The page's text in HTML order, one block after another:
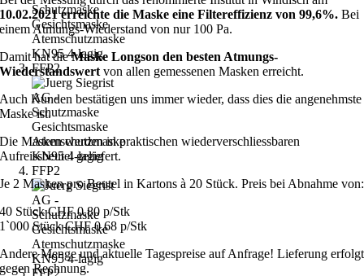
10.02.2021 erreichte die Maske eine Filtereffizienz von 99,6%. Bei
einem Atmungs-Wiederstand von nur 100 Pa.
Damit hat dieMaske Longson den besten Atmungs-
Wiederstandswert von allen gemessenen Masken erreicht.
Auch Kunden bestätigen uns immer wieder, dass dies die angenehmste
Maske ist.
Die Masken werden in praktischen wiederverschliessbaren
Aufreissbeutel geliefert.
Je 2 Masken pro Beutel in Kartons à 20 Stück. Preis bei Abnahme von:
40 Stück CHF 0.80 p/Stk
1`000 Stück CHF 0.68 p/Stk
Andere Menge und aktuelle Tagespreise auf Anfrage! Lieferung erfolgt
gegen Rechnung.